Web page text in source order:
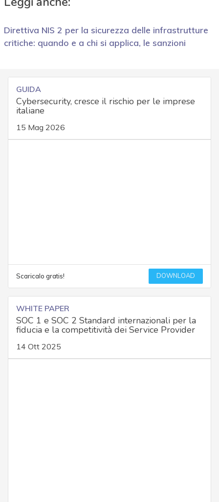
Direttiva NIS 2 per la sicurezza delle infrastrutture
critiche: quando e a chi si applica, le sanzioni
GUIDA
Cybersecurity, cresce il rischio per le imprese
italiane
15 Mag 2026
Scaricalo gratis! DOWNLOAD
WHITE PAPER
SOC 1 e SOC 2 Standard internazionali per la
fiducia e la competitività dei Service Provider
14 Ott 2025